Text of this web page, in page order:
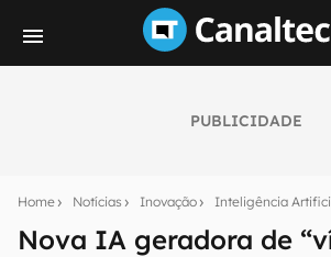
PUBLICIDADE
Home Notícias Inovação Inteligência
Nova IA geradora de
notícias e reviews sobre tecnologia